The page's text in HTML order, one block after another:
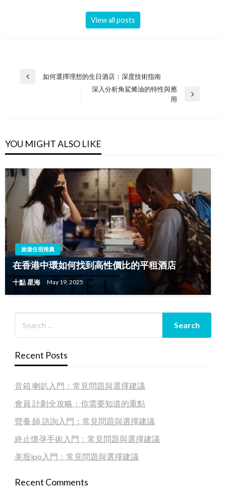
View all posts
Post
Previous
如何選擇理想的生日酒店：深度技術指南
深入分析角鯊烯油的特性與應
用
YOU MIGHT ALSO LIKE
旅遊住宿推薦
在香港中環如何找到高性價比的平租酒店
十點 星海 May 19, 2025
Recent Posts
音箱 喇叭入門：常見問題與選擇建議
會員 計劃全攻略：你需要知道的重點
營養 師 諮詢入門：常見問題與選擇建議
終止懷孕手術入門：常見問題與選擇建議
美股ipo入門：常見問題與選擇建議
Recent Comments